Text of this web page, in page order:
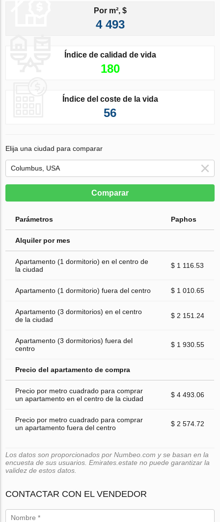
Por m², $
4 493
Índice de calidad de vida
180
Índice del coste de la vida
56
Elija una ciudad para comparar
Comparar
Parámetros Paphos
Alquiler por mes
Apartamento (1 dormitorio) en el centro de
la ciudad
$ 1 116.53
Apartamento (1 dormitorio) fuera del centro $ 1 010.65
Apartamento (3 dormitorios) en el centro
de la ciudad
$ 2 151.24
Apartamento (3 dormitorios) fuera del
centro
$ 1 930.55
Precio del apartamento de compra
Precio por metro cuadrado para comprar
un apartamento en el centro de la ciudad
$ 4 493.06
Precio por metro cuadrado para comprar
un apartamento fuera del centro
$ 2 574.72
Los datos son proporcionados por Numbeo.com y se basan en la
encuesta de sus usuarios. Emirates.estate no puede garantizar la
validez de estos datos.
CONTACTAR CON EL VENDEDOR